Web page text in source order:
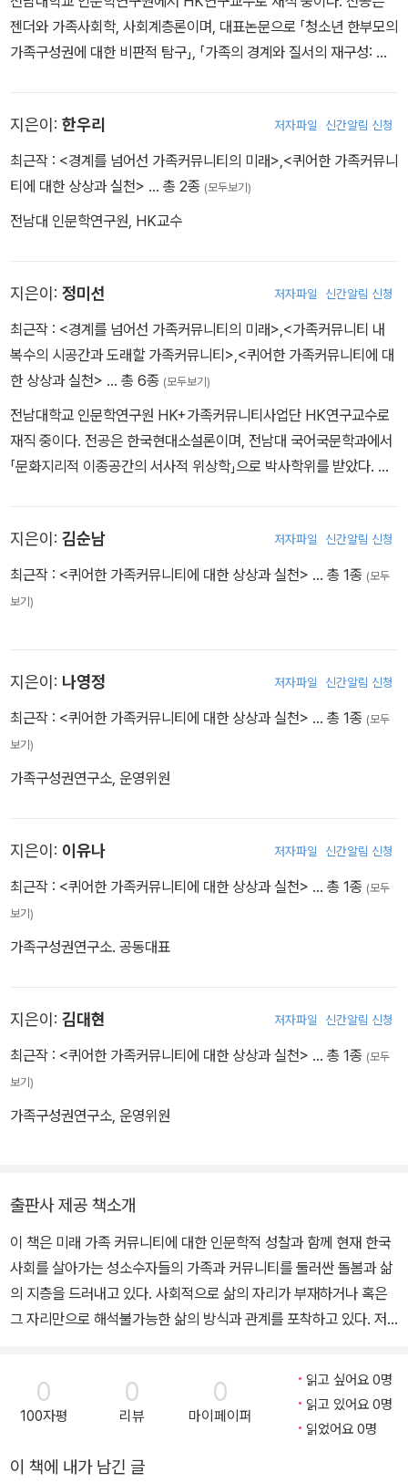
이룬다고 평가한다. 퀴어성을 인종적 소수자성과 연결하는 불완전한
시도로서 이 글은 어두운 할렘가의 골목, 클럽, 재즈에 담긴 역사적 어
둠을 퀴어한 시간에 관한 이론틀을 통해 재해석하고자 했다.
스트ᐨ한국전쟁 할렘에서 생존하려 노력 중이다. 이름이 알려지지 않
은 화자 ‘나’는 출근길 지하철에서 신문을 통해 남동생 소니가 헤로인
을 소지한 죄목으로 체포되었음을 알게 된다. 신문을 통해서야 동생
의 소식을 알게 된 형은 이 소식을 그의 안온한 일상을 침범하는 위협
있기 때문이다. 동생의 범죄사실은 중산층에 동화되려 애쓰는 그의
삶에 대한 침범이자 불행의 그림자를 드리우는 것처럼 느껴진다. 소
존재이다.
‘활자’로 전해진 소식은 곧 ‘살아있는 사람’의 모습으로 ‘나’에게 다시
한번 전해진다. “소니를 꼭 닮은” 동생의 친구인 마약쟁이가 어두운
“그늘에서” 걸어 나와 소니에 관한 이야기를 꺼낸다. ‘나’는 그를 한
번도 좋아한 적이 없는데, 성인 남성이 되어서도 여전히 골목을 어슬
렁거리며 거리 모퉁이에서 시간을 보내고 언제나 약에 취해 칠칠치
그가 나를 보는 방식, 반쯤은 개 같고 반쯤은 교활한 아이 같은 모습을
견딜 수 없었다”. 그는 소니가 약을 시작한 것에 자신의 책임이 있을
지 모른다고 생각하고 있었고, 자신이 좀 더 현명하게 굴었더라면 좋
그러나 화자인 형은 그에게 “너의 슬픈 이야기”를 하지 말라고, 듣지
않겠다고 말한다. 소니와 동일시되는 이름 없는 친구 얘기를 들어주
다. 함께 있어 주지 못하는 형은 동생의 이야기를 제대로 듣지 못한다.
소설의 시작에서 형은 동생에게 어떠한 공감도 하지 못하고 있다. 그
는 소니를 문젯거리, 두통의 원인, 얼음장같이 차가운 두려움, 그의 일
형이 동생을 보는 시각은 기존의 미국 사회가 흑인을 바라보는 시선
과 유사하다. 미국 사회는 흑인을 백인 중산층 규범에서 벗어나는 병
리화된 존재로 상정해왔다. 예를 들어 칼 군나르 뮈르달(Karl Gunna
r Myrdal)은 1944년 저서 ��미국의 딜레마��(An American
Dilemma: The Negro Problem and Modern Democracy)를
통해 흑인의 문화가 미국의 이상에 걸맞지 않으며, “왜곡되고 병리화
흑인 놀이문화의 부적절성, 흑인 사회 조직의 병리성, 평균적 흑인이
보이는 관심사의 협소성, 정치적 사고의 편파성, 높은 흑인 범죄율, 다
른 분야는 제치고 예술에만 매진하는 것, 미신, 성격적 어려움과 같은
여러 특징에서 사회 병리적이라고 지적한다. 이처럼 편견에 찬 왜곡
되고 깨어진 미국 가정의 이미지로 상상되는 흑인의 문화는 언제나
이성애적 가부장제 규범(heteropatriarchy)에 대조적인 것으로 간
주된다고 지적한다. 이에 따르면 흑인의 존재는 언제나 비이성애규범
적(nonheteronormative)이라고 표지된다. 퍼거슨에 의하면 이성
애적･가부장적 결혼으로 섹슈얼리티를 규율하고 주체의 합리성을 확
인 것으로 간주되는 차이의 양식으로서 흑인성과 동성애는 역사적으
로 시민권의 안티테제였으며, 그러므로 시민적 권리와도 어울리지 않
예를 들어, 노예해방은 백인 여성이 성적으로 취약한 상황에 놓일 것
젠더와 가족사회학, 사회계층론이며, 대표논문으로 「청소년 한부모의
가족구성권에 대한 비판적 탐구」, 「가족의 경계와 질서의 재구성: 탈
년 문제를 연결시켜 사회불평등 문제를 접근하고 있으며, 가부장적
가족이 해체되고 새롭게 형성되는 친밀한 연결과 관계들의 변화지형
을 탐색함으로써 사회적 돌봄의 과제를 모색하는 실천연구를 수행중
지은이: 한우리 저자파일 신간알림 신청
최근작 : <경계를 넘어선 가족커뮤니티의 미래>,<퀴어한 가족커뮤니
티에 대한 상상과 실천> … 총 2종 (모두보기)
전남대 인문학연구원, HK교수
지은이: 정미선 저자파일 신간알림 신청
최근작 : <경계를 넘어선 가족커뮤니티의 미래>,<가족커뮤니티 내
복수의 시공간과 도래할 가족커뮤니티>,<퀴어한 가족커뮤니티에 대
한 상상과 실천> … 총 6종 (모두보기)
전남대학교 인문학연구원 HK+가족커뮤니티사업단 HK연구교수로
재직 중이다. 전공은 한국현대소설론이며, 전남대 국어국문학과에서
「문화지리적 이종공간의 서사적 위상학」으로 박사학위를 받았다. 최
년대 한국 문화의 젠더 정치」(2024)가 있다. 레즈비언과 여성의 시
선에서 한국사회의 서사화된 문화적 경관과 커뮤니티의 공간화된 정
치를 탐색하는 데 관심을 가지고 연구하고 있다.
지은이: 김순남 저자파일 신간알림 신청
최근작 : <퀴어한 가족커뮤니티에 대한 상상과 실천> … 총 1종 (모두
보기)
지은이: 나영정 저자파일 신간알림 신청
최근작 : <퀴어한 가족커뮤니티에 대한 상상과 실천> … 총 1종 (모두
보기)
가족구성권연구소, 운영위원
지은이: 이유나 저자파일 신간알림 신청
최근작 : <퀴어한 가족커뮤니티에 대한 상상과 실천> … 총 1종 (모두
보기)
가족구성권연구소. 공동대표
지은이: 김대현 저자파일 신간알림 신청
최근작 : <퀴어한 가족커뮤니티에 대한 상상과 실천> … 총 1종 (모두
보기)
가족구성권연구소, 운영위원
출판사 제공 책소개
이 책은 미래 가족 커뮤니티에 대한 인문학적 성찰과 함께 현재 한국
사회를 살아가는 성소수자들의 가족과 커뮤니티를 둘러싼 돌봄과 삶
의 지층을 드러내고 있다. 사회적으로 삶의 자리가 부재하거나 혹은
그 자리만으로 해석불가능한 삶의 방식과 관계를 포착하고 있다. 저
의 미래’를 그리기 어렵다. 동시에 그 ‘우리’가 자명한 현실에서 ‘미래
없는’ 사람들은 누구와 어떻게 살아갈 것인가를 답하기란 더더욱 어
렵다. 그러나 가족구성권연구소에서 강조했듯이 “어디에서 머물 것
사회적인, 경제적인, 문화적인 자원에 따라서 ‘미래없음’과 ‘당도할 미
0
100자평
0
리뷰
0
마이페이퍼
읽고 싶어요 0명
읽고 있어요 0명
읽었어요 0명
이 책에 내가 남긴 글